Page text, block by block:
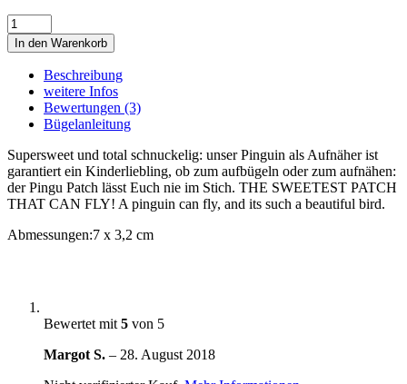
PINGUIN
•
PENGUIN
ZOO
TIER
ANIMAL
Menge
In den Warenkorb
Beschreibung
weitere Infos
Bewertungen (3)
Bügelanleitung
Supersweet und total schnuckelig: unser Pinguin als Aufnäher ist
garantiert ein Kinderliebling, ob zum aufbügeln oder zum aufnähen:
der Pingu Patch lässt Euch nie im Stich. THE SWEETEST PATCH
THAT CAN FLY! A pinguin can fly, and its such a beautiful bird.
Abmessungen:7 x 3,2 cm
Bewertet mit 5 von 5
Margot S. – 28. August 2018